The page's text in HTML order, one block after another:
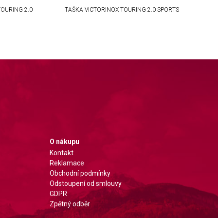
2.0 TAŠKA VICTORINOX TOURING 2.0 SPORTS
O nákupu
Kontakt
Reklamace
Obchodní podmínky
Odstoupení od smlouvy
GDPR
Zpětný odběr